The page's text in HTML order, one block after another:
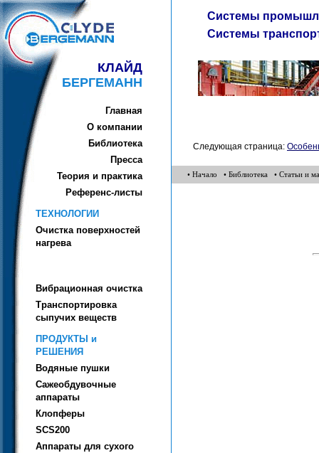
КЛАЙД
БЕРГЕМАНН
Главная
О компании
Библиотека
Пресса
Теория и практика
Референc-листы
ТЕХНОЛОГИИ
Очистка поверхностей
нагрева
Вибрационная очистка
Транспортировка
сыпучих веществ
ПРОДУКТЫ и
РЕШЕНИЯ
Водяные пушки
Сажеобдувочные
аппараты
Клопферы
SCS200
Аппараты для сухого
Системы
Системы
Следующая страница:
• Начало • Библиотека • Статьи и